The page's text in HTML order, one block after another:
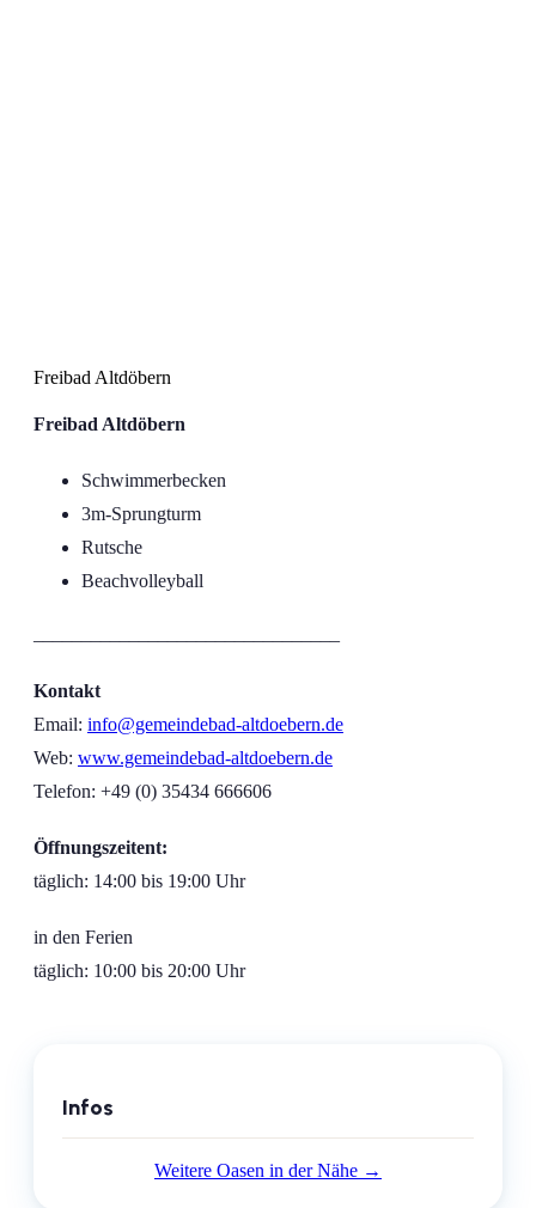
Freibad Altdöbern
Freibad Altdöbern
Schwimmerbecken
3m-Sprungturm
Rutsche
Beachvolleyball
Kontakt
Email: info@gemeindebad-altdoebern.de
Web: www.gemeindebad-altdoebern.de
Telefon: +49 (0) 35434 666606
Öffnungszeitent:
täglich: 14:00 bis 19:00 Uhr
in den Ferien
täglich: 10:00 bis 20:00 Uhr
Infos
Weitere Oasen in der Nähe →